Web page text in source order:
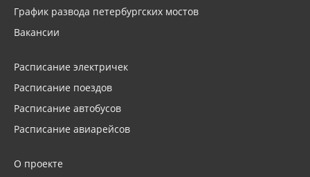
График развода петербургских мостов
Вакансии
Расписание электричек
Расписание поездов
Расписание автобусов
Расписание авиарейсов
О проекте